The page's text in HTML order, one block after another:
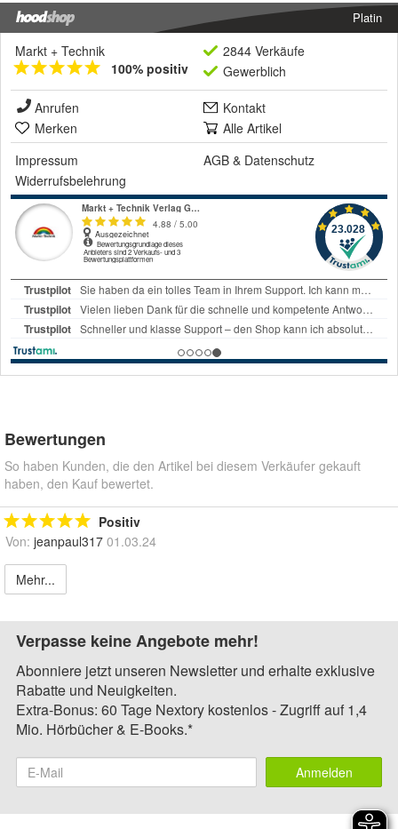
Platin
Markt + Technik
100% positiv
2844 Verkäufe
Gewerblich
Anrufen
Kontakt
Merken
Alle Artikel
Impressum
AGB & Datenschutz
Widerrufsbelehrung
Bewertungen
So haben Kunden, die den Artikel bei diesem Verkäufer gekauft
haben, den Kauf bewertet.
Positiv
Von: jeanpaul317 01.03.24
Mehr...
Verpasse keine Angebote mehr!
Abonniere jetzt unseren Newsletter und erhalte exklusive
Rabatte und Neuigkeiten.
Extra-Bonus: 60 Tage Nextory kostenlos - Zugriff auf 1,4
Mio. Hörbücher & E-Books.*
Anmelden